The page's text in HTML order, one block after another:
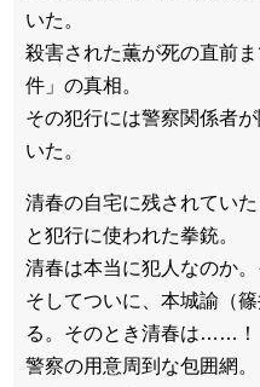
いた。
殺害された薫が死の直前
件」の真相。
その犯行には警察関係者
いた。
清春の自宅に残されてい
と犯行に使われた拳銃。
清春は本当に犯人なのか
そしてついに、本城諭（
る。そのとき清春は……！
警察の用意周到な包囲網